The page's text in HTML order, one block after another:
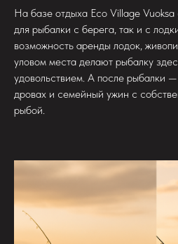
На базе отдыха Eco Village Vuoksa
для рыбалки с берега, так и с
возможность аренды лодок,
уловом места делают рыбалку
удовольствием. А после рыбалки
дровах и семейный ужин с
рыбой.